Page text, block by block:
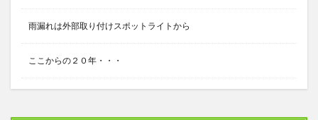
雨漏れは外部取り付けスポットライトから
ここからの２０年・・・